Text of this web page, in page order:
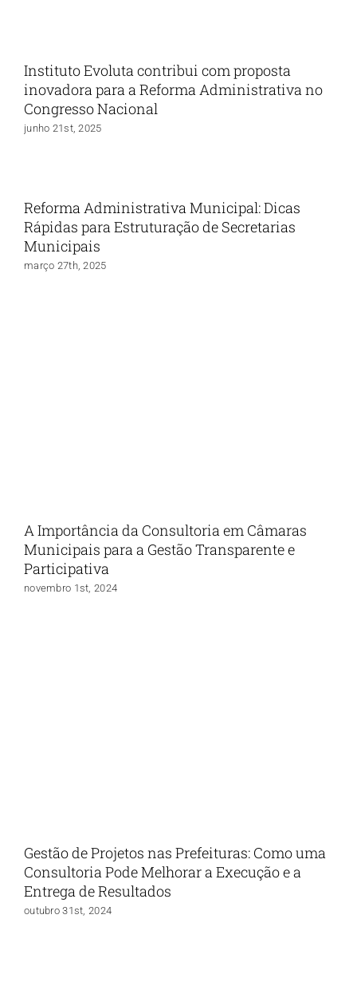
Instituto Evoluta contribui com proposta
inovadora para a Reforma Administrativa no
Congresso Nacional
junho 21st, 2025
Reforma Administrativa Municipal: Dicas
Rápidas para Estruturação de Secretarias
Municipais
março 27th, 2025
A Importância da Consultoria em Câmaras
Municipais para a Gestão Transparente e
Participativa
novembro 1st, 2024
Gestão de Projetos nas Prefeituras: Como uma
Consultoria Pode Melhorar a Execução e a
Entrega de Resultados
outubro 31st, 2024